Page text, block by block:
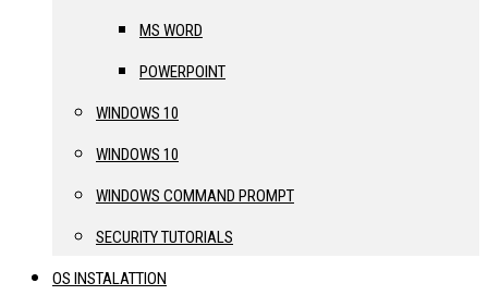
MS WORD
POWERPOINT
WINDOWS 10
WINDOWS 10
WINDOWS COMMAND PROMPT
SECURITY TUTORIALS
OS INSTALATTION